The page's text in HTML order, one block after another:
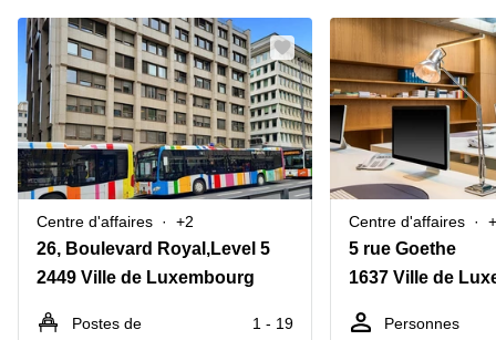
Centre d'affaires +2
26, Boulevard Royal,Level 5
2449 Ville de Luxembourg
Postes de
1 - 19
Centre d'affaires
5 rue Goethe
1637 Ville de
Personnes